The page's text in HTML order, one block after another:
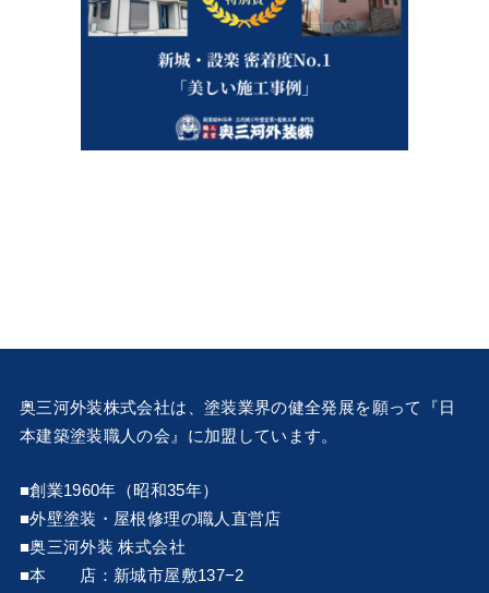
奥三河外装株式会社は、塗装業界の健全発展を願って『 日
本建築塗装職人の会』に加盟しています。
■創業1960年（昭和35年）
■外壁塗装・屋根修理の職人直営店
■奥三河外装 株式会社
■本 店：新城市屋敷137−2